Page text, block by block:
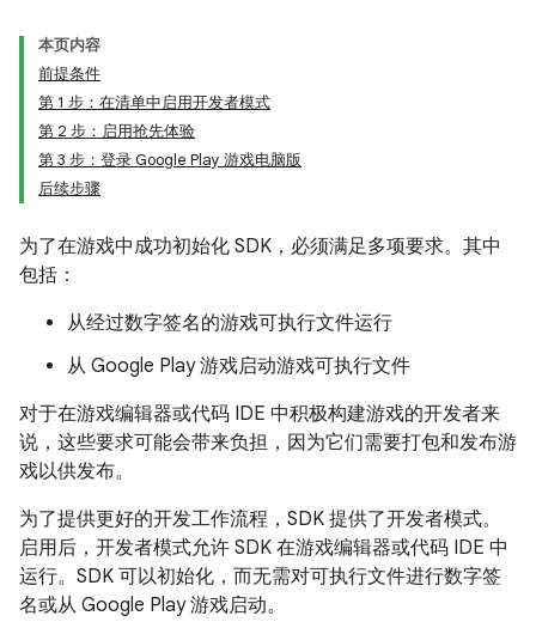
本页内容
前提条件
第 1 步：在清单中启用开发者模式
第 2 步：启用抢先体验
第 3 步：登录 Google Play 游戏电脑版
后续步骤
为了在游戏中成功初始化 SDK，必须满足多项要求。其中
包括：
从经过数字签名的游戏可执行文件运行
从 Google Play 游戏启动游戏可执行文件
对于在游戏编辑器或代码 IDE 中积极构建游戏的开发者来
说，这些要求可能会带来负担，因为它们需要打包和发布游
戏以供发布。
为了提供更好的开发工作流程，SDK 提供了开发者模式。
启用后，开发者模式允许 SDK 在游戏编辑器或代码 IDE 中
运行。SDK 可以初始化，而无需对可执行文件进行数字签
名或从 Google Play 游戏启动。